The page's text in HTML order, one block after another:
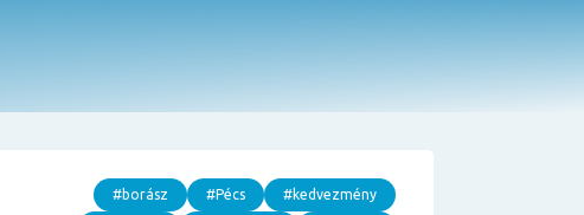
#borász #Pécs #kedvezmény